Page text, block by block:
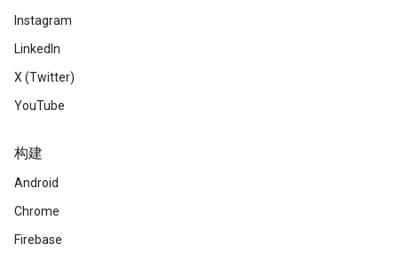
Instagram
LinkedIn
X (Twitter)
YouTube
构建
Android
Chrome
Firebase